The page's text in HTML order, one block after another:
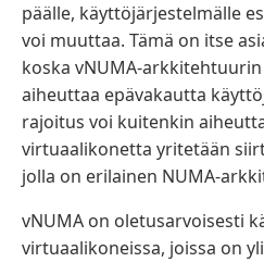
päälle, käyttöjärjestelmälle
voi muuttaa. Tämä on itse
koska vNUMA-
aiheuttaa epävakautta
rajoitus voi kuitenkin
virtuaalikonetta yritetään
jolla on erilainen NUMA-
vNUMA on oletusarvoisesti
virtuaalikoneissa, joissa on